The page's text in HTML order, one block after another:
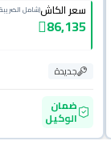
سعر الكاش(شامل
86,135
جديدة
ضمان
الوكيل